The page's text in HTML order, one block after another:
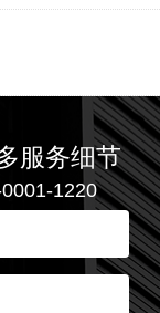
新力盈峰中心